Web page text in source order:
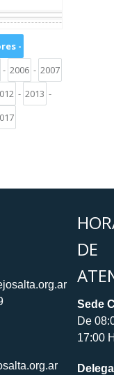
-
- 2006 - 2007
- 2013 -
DE
Sede
De
17:00